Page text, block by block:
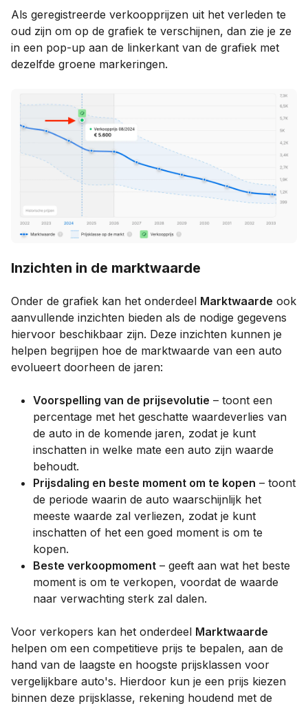
Als geregistreerde verkoopprijzen uit het verleden te
oud zijn om op de grafiek te verschijnen, dan zie je ze
in een pop-up aan de linkerkant van de grafiek met
dezelfde groene markeringen.
Inzichten in de marktwaarde
Onder de grafiek kan het onderdeel Marktwaarde ook
aanvullende inzichten bieden als de nodige gegevens
hiervoor beschikbaar zijn. Deze inzichten kunnen je
helpen begrijpen hoe de marktwaarde van een auto
evolueert doorheen de jaren:
Voorspelling van de prijsevolutie – toont een
percentage met het geschatte waardeverlies van
de auto in de komende jaren, zodat je kunt
inschatten in welke mate een auto zijn waarde
behoudt.
Prijsdaling en beste moment om te kopen – toont
de periode waarin de auto waarschijnlijk het
meeste waarde zal verliezen, zodat je kunt
inschatten of het een goed moment is om te
kopen.
Beste verkoopmoment – geeft aan wat het beste
moment is om te verkopen, voordat de waarde
naar verwachting sterk zal dalen.
Voor verkopers kan het onderdeel Marktwaarde
helpen om een competitieve prijs te bepalen, aan de
hand van de laagste en hoogste prijsklassen voor
vergelijkbare auto's. Hierdoor kun je een prijs kiezen
binnen deze prijsklasse, rekening houdend met de